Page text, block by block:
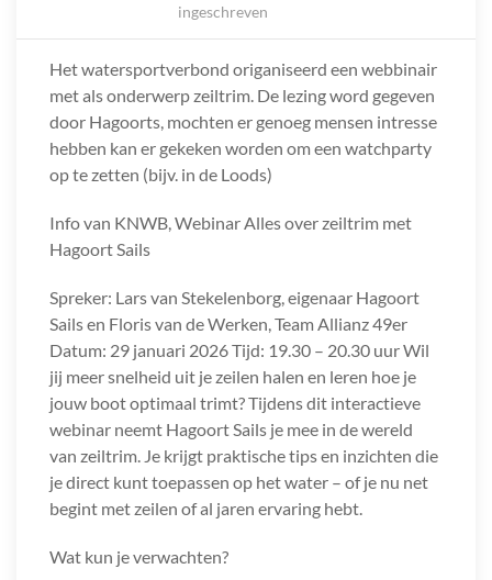
ingeschreven
Het watersportverbond origaniseerd een webbinair
met als onderwerp zeiltrim. De lezing word gegeven
door Hagoorts, mochten er genoeg mensen intresse
hebben kan er gekeken worden om een watchparty
op te zetten (bijv. in de Loods)
Info van KNWB, Webinar Alles over zeiltrim met
Hagoort Sails
Spreker: Lars van Stekelenborg, eigenaar Hagoort
Sails en Floris van de Werken, Team Allianz 49er
Datum: 29 januari 2026 Tijd: 19.30 – 20.30 uur Wil
jij meer snelheid uit je zeilen halen en leren hoe je
jouw boot optimaal trimt? Tijdens dit interactieve
webinar neemt Hagoort Sails je mee in de wereld
van zeiltrim. Je krijgt praktische tips en inzichten die
je direct kunt toepassen op het water – of je nu net
begint met zeilen of al jaren ervaring hebt.
Wat kun je verwachten?